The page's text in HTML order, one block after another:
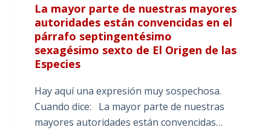
La mayor parte de nuestras mayores
autoridades están convencidas en el
párrafo septingentésimo
sexagésimo sexto de El Origen de las
Especies
Hay aquí una expresión muy sospechosa.
Cuando dice: La mayor parte de nuestras
mayores autoridades están convencidas…